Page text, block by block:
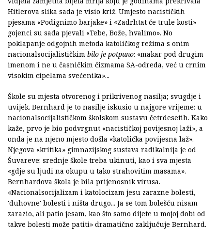
Hitlerova slika sada je visio križ. Umjesto nacističkih
pjesama «Podignimo barjake» i «Zadrhtat će trule kosti»
gojenci su sada pjevali «Tebe, Bože, hvalimo». No
poklapanje odgojnih metoda katoličkog režima s onim
nacionalsocijalističkim bilo je potpuno: «makar pod drugim
imenom i ne u časničkim čizmama SA-odreda, već u crnim
visokim cipelama svećenika»...
Škole su mjesta otvorenog i prikrivenog nasilja; svugdje i
uvijek. Bernhard je to nasilje iskusio u najgore vrijeme: u
nacionalsocijalističkom školskom sustavu četrdesetih. Kako
kaže, prvo je bio podvrgnut «nacističkoj povijesnoj laži», a
onda je na njeno mjesto došla «katolička povijesna laž».
Njegova «kritika» gimnazijskog sustava radikalnija je od
Šuvareve: srednje škole treba ukinuti, kao i sva mjesta
«gdje su ljudi na okupu u tako strahovitim masama».
Bernhardova škola je bila prijenosnik virusa.
«Nacionalsocijalizam i katolocizam jesu zarazne bolesti,
'duhovne' bolesti i ništa drugo... Ja se tom bolešću nisam
zarazio, ali patio jesam, kao što samo dijete u mojoj dobi od
takve bolesti može patiti» dramatično zaključuje Bernhard.